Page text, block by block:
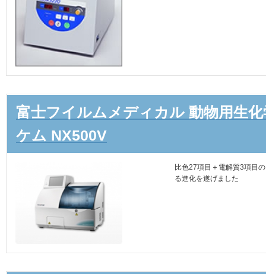
富士フイルムメディカル 動物用生
ケム NX500V
比色27項目＋電解質3項目
る進化を遂げました